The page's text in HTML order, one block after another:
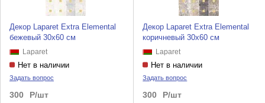
Декор Laparet Extra Elemental
бежевый 30х60 см
Laparet
Нет в наличии
Задать вопрос
300 Р/шт
Декор Laparet Extra Elemental
коричневый 30х60 см
Laparet
Нет в наличии
Задать вопрос
300 Р/шт